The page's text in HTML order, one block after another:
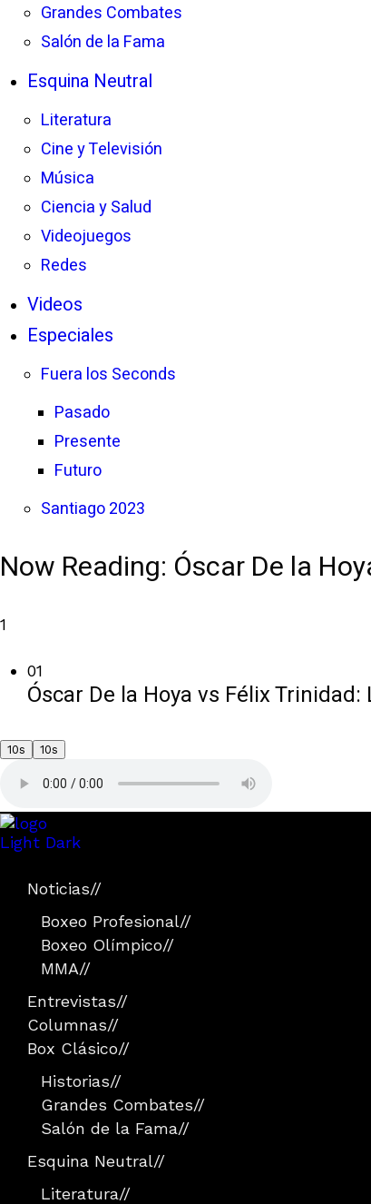
Grandes Combates
Salón de la Fama
Esquina Neutral
Literatura
Cine y Televisión
Música
Ciencia y Salud
Videojuegos
Redes
Videos
Especiales
Fuera los Seconds
Pasado
Presente
Futuro
Santiago 2023
Now Reading: Óscar De la
1
01
Óscar De la Hoya vs Félix
10s 10s
Light Dark
Noticias//
Boxeo Profesional//
Boxeo Olímpico//
MMA//
Entrevistas//
Columnas//
Box Clásico//
Historias//
Grandes Combates//
Salón de la Fama//
Esquina Neutral//
Literatura//